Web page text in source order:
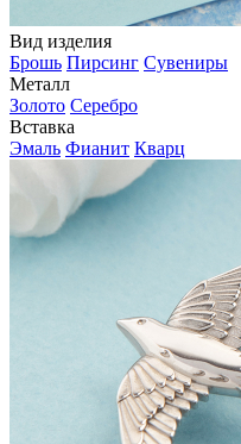
Вид изделия
Брошь Пирсинг Сувениры
Металл
Золото Серебро
Вставка
Эмаль Фианит Кварц